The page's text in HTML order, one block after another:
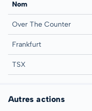
Nom
Over The Counter
Frankfurt
TSX
Autres actions